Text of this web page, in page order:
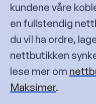
kundene våre
en fullstendig
du vil ha ordre,
nettbutikken
lese mer om
Maksimer.